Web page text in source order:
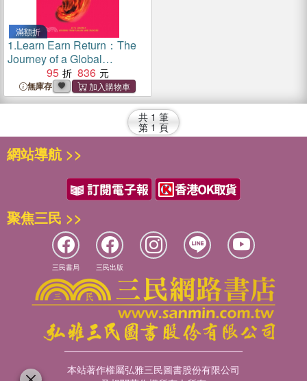
滿額折
1.Learn Earn Return：The
Journey of a Global
Entrepreneur
95 836
無庫存
共 1 筆
第 1 頁
網站導航 >>
聚焦三民 >>
三民書局 三民出版
本站著作權屬弘雅三民圖書股份有限公司